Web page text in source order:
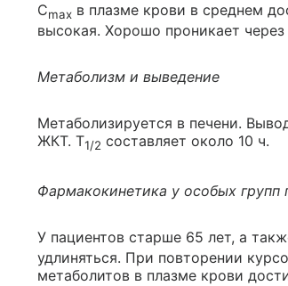
Cmax в плазме крови в среднем
высокая. Хорошо проникает
Метаболизм и выведение
Метаболизируется в печени.
ЖКТ. Т1/2 составляет около 10 ч.
Фармакокинетика у особых групп
У пациентов старше 65 лет, а
удлиняться. При повторении
метаболитов в плазме крови